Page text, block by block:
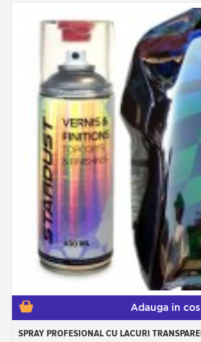
Adauga in cos
SPRAY PROFESIONAL CU LACURI